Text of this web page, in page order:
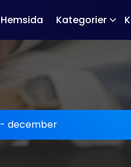
Hemsida Kategorier
- december